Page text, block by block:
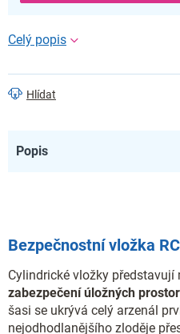
Hlídat
Popis
Bezpečnostní vložka
Cylindrické vložky představují
zabezpečení úložných
šasi se ukrývá celý arzenál
nejodhodlanějšího zloděje